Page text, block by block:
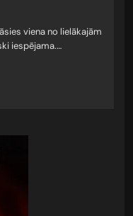
viena no lielākajām
iespējama.…